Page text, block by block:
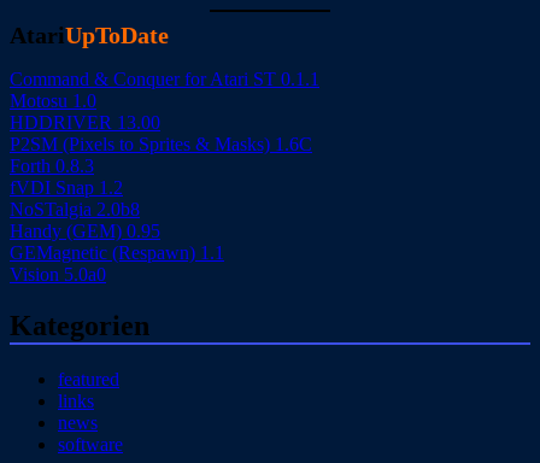
AtariUpToDate
Command & Conquer for Atari ST 0.1.1
Motosu 1.0
HDDRIVER 13.00
P2SM (Pixels to Sprites & Masks) 1.6C
Forth 0.8.3
fVDI Snap 1.2
NoSTalgia 2.0b8
Handy (GEM) 0.95
GEMagnetic (Respawn) 1.1
Vision 5.0a0
Kategorien
featured
links
news
software